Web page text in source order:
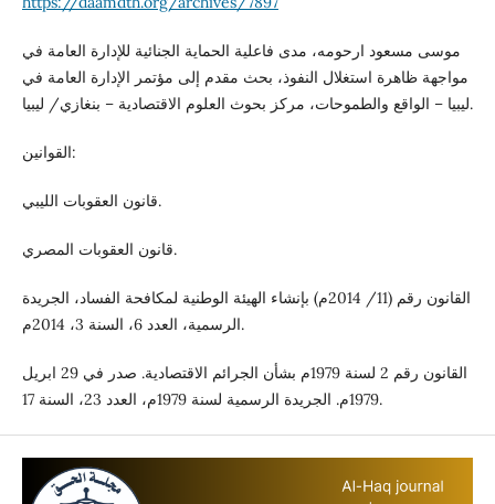
موسى مسعود ارحومه، مدى فاعلية الحماية الجنائية للإدارة العامة في
مواجهة ظاهرة استغلال النفوذ، بحث مقدم إلى مؤتمر الإدارة العامة في
ليبيا – الواقع والطموحات، مركز بحوث العلوم الاقتصادية – بنغازي/ ليبيا.
القوانين:
قانون العقوبات الليبي.
قانون العقوبات المصري.
القانون رقم (11/ 2014م) بإنشاء الهيئة الوطنية لمكافحة الفساد، الجريدة
الرسمية، العدد 6، السنة 3، 2014م.
القانون رقم 2 لسنة 1979م بشأن الجرائم الاقتصادية. صدر في 29 ابريل
1979م. الجريدة الرسمية لسنة 1979م، العدد 23، السنة 17.